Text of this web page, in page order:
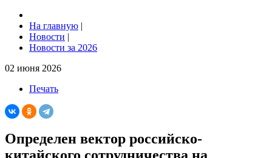
На главную |
Новости |
Новости за 2026
02 июня 2026
Печать
Определен вектор российско-